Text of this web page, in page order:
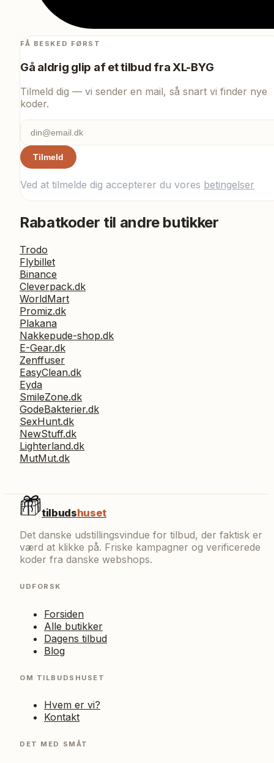
FÅ BESKED FØRST
Gå aldrig glip af et tilbud fra XL-BYG
Tilmeld dig — vi sender en mail, så snart vi finder nye
koder.
Tilmeld
Ved at tilmelde dig accepterer du vores betingelser
Rabatkoder til andre butikker
Trodo
Flybillet
Binance
Cleverpack.dk
WorldMart
Promiz.dk
Plakana
Nakkepude-shop.dk
E-Gear.dk
Zenffuser
EasyClean.dk
Eyda
SmileZone.dk
GodeBakterier.dk
SexHunt.dk
NewStuff.dk
Lighterland.dk
MutMut.dk
tilbudshuset
Det danske udstillingsvindue for tilbud, der faktisk er
værd at klikke på. Friske kampagner og verificerede
koder fra danske webshops.
UDFORSK
Forsiden
Alle butikker
Dagens tilbud
Blog
OM TILBUDSHUSET
Hvem er vi?
Kontakt
DET MED SMÅT